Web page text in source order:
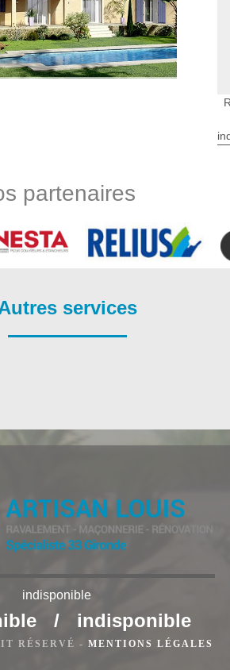
à Ruch vous suggère ses services
de la beauté de votre mur
Afin de redonner son aspect
partenaires
services
indisponible
/ indisponible
RÉSERVÉ - MENTIONS LÉGALES